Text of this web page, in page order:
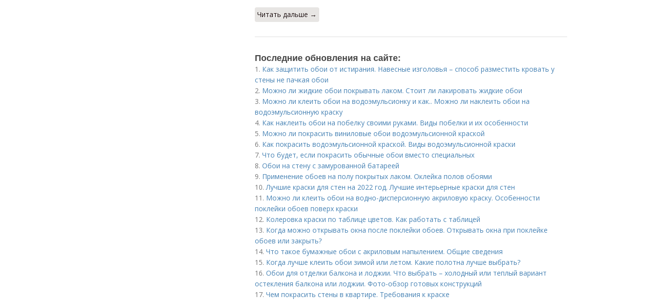
Читать дальше →
Последние обновления на сайте:
1. Как защитить обои от истирания. Навесные изголовья – способ разместить кровать у
стены не пачкая обои
2. Можно ли жидкие обои покрывать лаком. Стоит ли лакировать жидкие обои
3. Можно ли клеить обои на водоэмульсионку и как.. Можно ли наклеить обои на
водоэмульсионную краску
4. Как наклеить обои на побелку своими руками. Виды побелки и их особенности
5. Можно ли покрасить виниловые обои водоэмульсионной краской
6. Как покрасить водоэмульсионной краской. Виды водоэмульсионной краски
7. Что будет, если покрасить обычные обои вместо специальных
8. Обои на стену с замурованной батареей
9. Применение обоев на полу покрытых лаком. Оклейка полов обоями
10.Лучшие краски для стен на 2022 год. Лучшие интерьерные краски для стен
11. Можно ли клеить обои на водно-дисперсионную акриловую краску. Особенности
поклейки обоев поверх краски
12. Колеровка краски по таблице цветов. Как работать с таблицей
13. Когда можно открывать окна после поклейки обоев. Открывать окна при поклейке
обоев или закрыть?
14. Что такое бумажные обои с акриловым напылением. Общие сведения
15. Когда лучше клеить обои зимой или летом. Какие полотна лучше выбрать?
16. Обои для отделки балкона и лоджии. Что выбрать – холодный или теплый вариант
остекления балкона или лоджии. Фото-обзор готовых конструкций
17. Чем покрасить стены в квартире. Требования к краске